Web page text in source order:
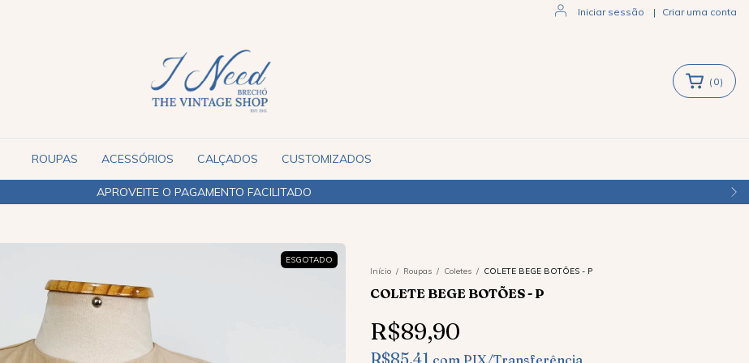
Iniciar sessão | Criar uma conta
ENVIAMOS PARA TODO O BRASIL
( 0)
ROUPAS ACESSÓRIOS CALÇADOS CUSTOMIZADOS
ESGOTADO
Início / Roupas / Coletes / COLETE BEGE BOTÕES - P
COLETE BEGE BOTÕES - P
R$89,90
R$85,41 com PIX/Transferência